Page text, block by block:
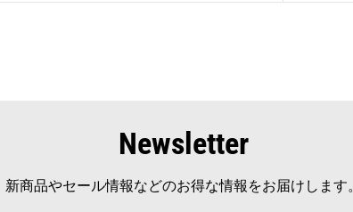
Newsletter
新商品やセール情報などのお得な情報をお届けします。